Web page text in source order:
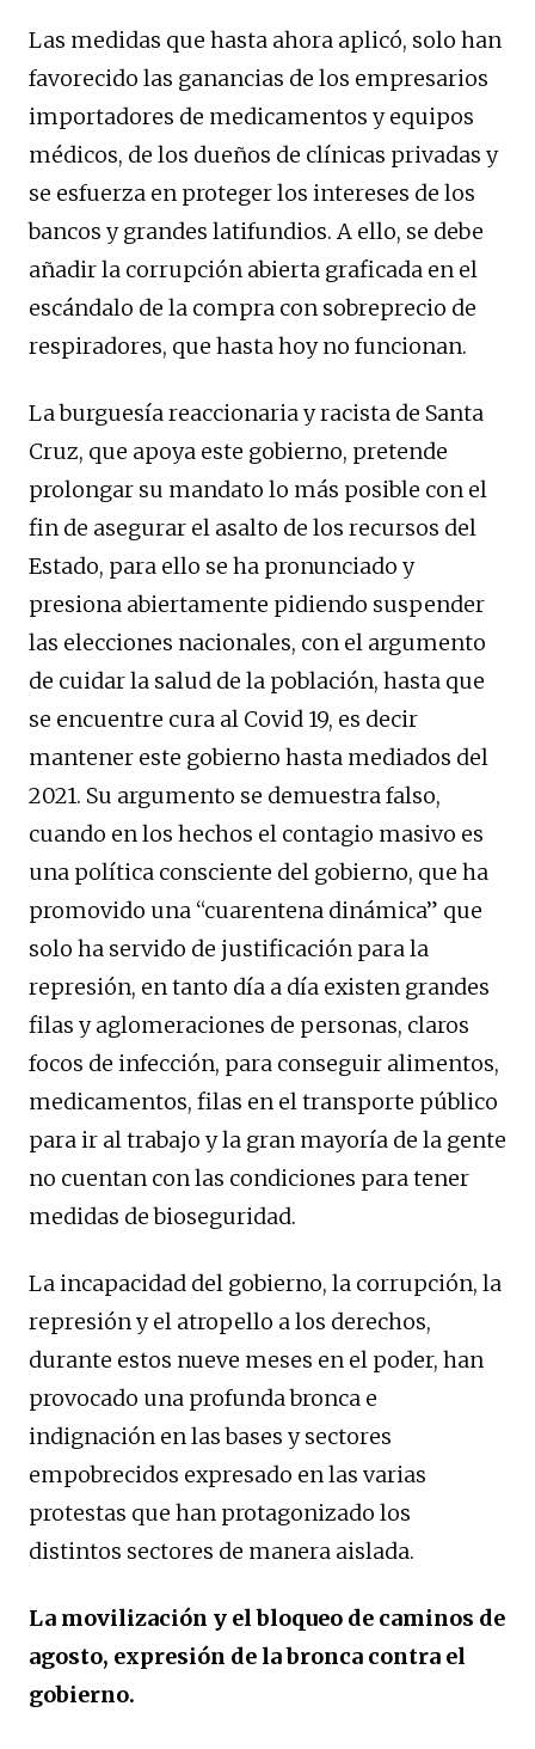
Las medidas que hasta ahora aplicó, solo han
favorecido las ganancias de los empresarios
importadores de medicamentos y equipos
médicos, de los dueños de clínicas privadas y
se esfuerza en proteger los intereses de los
bancos y grandes latifundios. A ello, se debe
añadir la corrupción abierta graficada en el
escándalo de la compra con sobreprecio de
respiradores, que hasta hoy no funcionan.
La burguesía reaccionaria y racista de Santa
Cruz, que apoya este gobierno, pretende
prolongar su mandato lo más posible con el
fin de asegurar el asalto de los recursos del
Estado, para ello se ha pronunciado y
presiona abiertamente pidiendo suspender
las elecciones nacionales, con el argumento
de cuidar la salud de la población, hasta que
se encuentre cura al Covid 19, es decir
mantener este gobierno hasta mediados del
2021. Su argumento se demuestra falso,
cuando en los hechos el contagio masivo es
una política consciente del gobierno, que ha
promovido una “cuarentena dinámica” que
solo ha servido de justificación para la
represión, en tanto día a día existen grandes
filas y aglomeraciones de personas, claros
focos de infección, para conseguir alimentos,
medicamentos, filas en el transporte público
para ir al trabajo y la gran mayoría de la gente
no cuentan con las condiciones para tener
medidas de bioseguridad.
La incapacidad del gobierno, la corrupción, la
represión y el atropello a los derechos,
durante estos nueve meses en el poder, han
provocado una profunda bronca e
indignación en las bases y sectores
empobrecidos expresado en las varias
protestas que han protagonizado los
distintos sectores de manera aislada.
La movilización y el bloqueo de caminos de
agosto, expresión de la bronca contra el
gobierno.